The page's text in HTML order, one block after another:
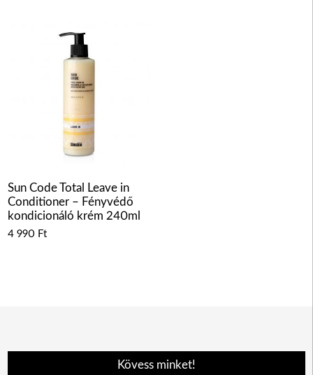
Sun Code Total Leave in
Conditioner – Fényvédő
kondicionáló krém 240ml
4 990 Ft
Kövess minket!